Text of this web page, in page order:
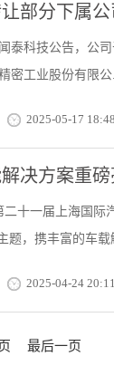
部分下属
泰科技公告，公
密工业股份有限公
2025-05-17 18:48
决方案重
二十一届上海国
题，携丰富的车载
2025-04-24 20:11
最后一页